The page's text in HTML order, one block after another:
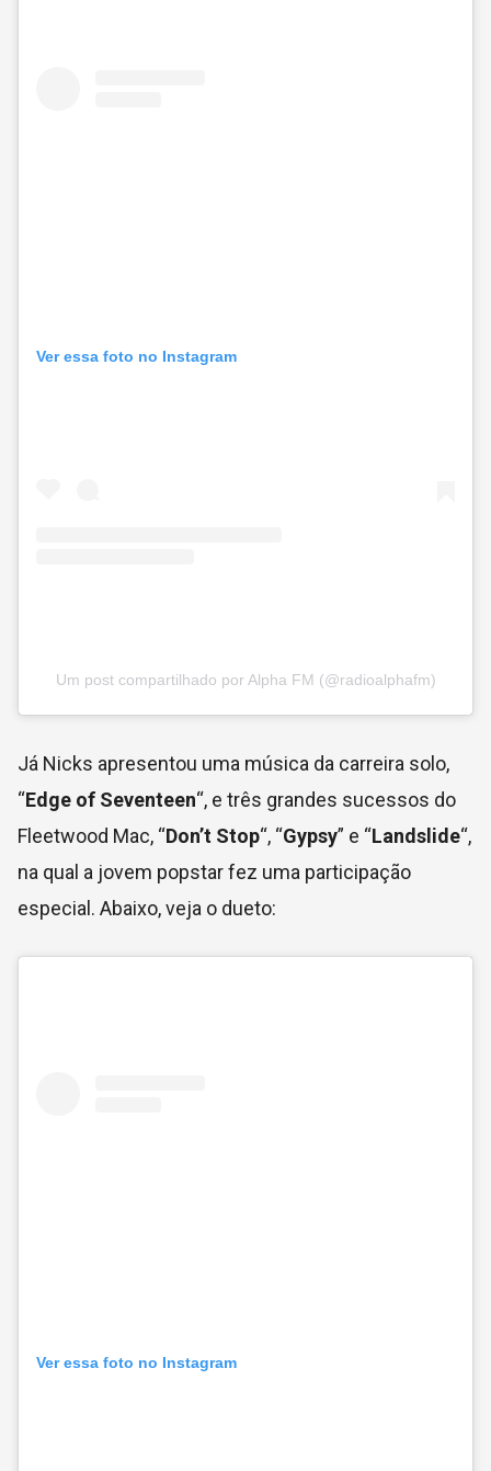
Ver essa foto no Instagram
Um post compartilhado por Alpha FM (@radioalphafm)
Já Nicks apresentou uma música da carreira solo,
“Edge of Seventeen“, e três grandes sucessos do
Fleetwood Mac, “Don’t Stop“, “Gypsy” e “Landslide“,
na qual a jovem popstar fez uma participação
especial. Abaixo, veja o dueto:
Ver essa foto no Instagram